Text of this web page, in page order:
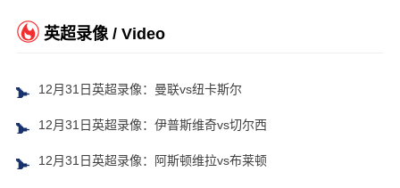
英超录像 / Video
12月31日英超录像：曼联vs纽卡斯尔
12月31日英超录像：伊普斯维奇vs切尔西
12月31日英超录像：阿斯顿维拉vs布莱顿